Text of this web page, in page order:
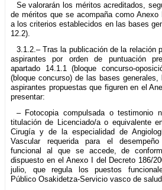
Se valorarán los méritos acreditados,
de méritos que se acompaña como Anexo
a los criterios establecidos en las bases
12.2).
3.1.2.– Tras la publicación de la relación
aspirantes por orden de puntuación
apartado 14.1.1 (bloque concurso-
(bloque concurso) de las bases generales,
aspirantes propuestas que figuren en el
presentar:
– Fotocopia compulsada o testimonio
titulación de Licenciado/a o equivalente
Cirugía y de la especialidad de
Vascular requerida para el
funcional al que se accede, de
dispuesto en el Anexo I del Decreto 186/
julio, que regula los puestos
Público Osakidetza-Servicio vasco de